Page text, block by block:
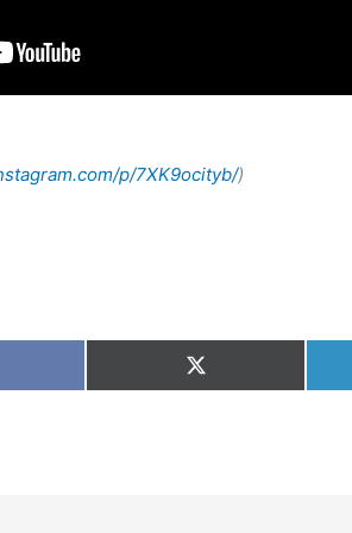
p/7XK9ocityb/)
Compartir
en